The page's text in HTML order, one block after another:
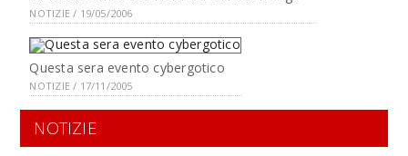
NOTIZIE / 19/05/2006
Questa sera evento cybergotico
NOTIZIE / 17/11/2005
NOTIZIE